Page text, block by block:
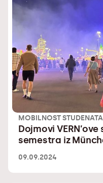
MOBILNOST STUDENATA
Dojmovi
semestra iz
09.09.2024